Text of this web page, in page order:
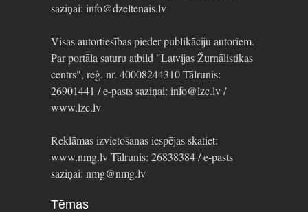
saziņai: info@dzeltenais.lv
Visas autortiesības pieder publikāciju autoriem.
Par portāla saturu atbild "Latvijas Žurnālistikas
centrs", reģ. nr. 40008244310 Tālrunis:
26901441 / e-pasts saziņai: info@lzc.lv /
www.lzc.lv
Reklāmas izvietošanas iespējas skatiet:
www.nmg.lv Tālrunis: 26838384 / e-pasts
saziņai: nmg@nmg.lv
Tēmas